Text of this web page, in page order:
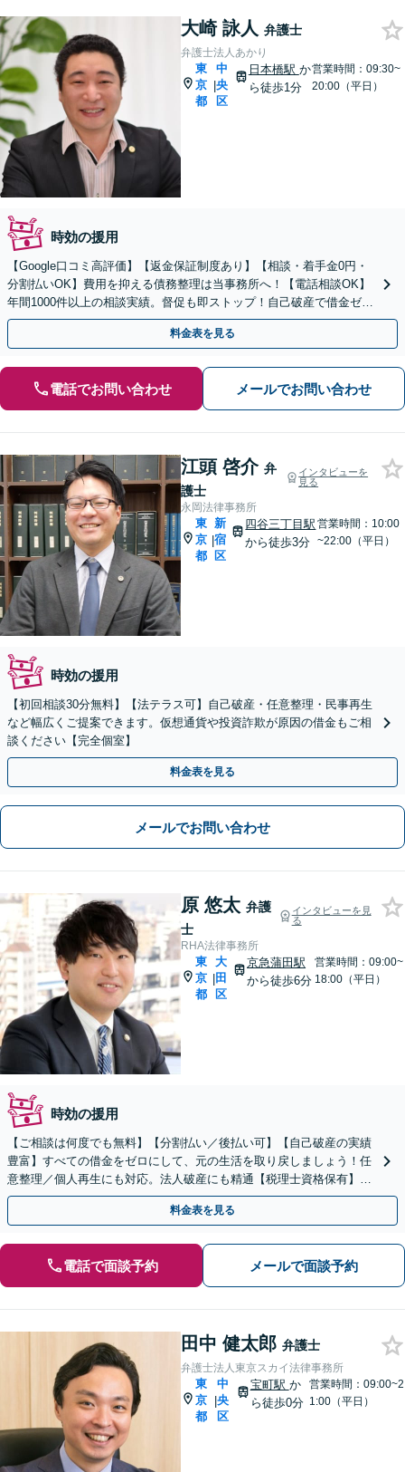
大崎 詠人 弁護士
弁護士法人あかり
東
京
都
|
中
央
区
日本橋駅 か
ら徒歩1分
営業時間：09:30~
20:00（平日）
時効の援用
【Google口コミ高評価】【返金保証制度あり】【相談・着手金0円・
分割払いOK】費用を抑える債務整理は当事務所へ！【電話相談OK】
年間1000件以上の相談実績。督促も即ストップ！自己破産で借金ゼロ
／個人再生なら家を残せる
料金表を見る
電話でお問い合わせ メールでお問い合わせ
江頭 啓介 弁
護士
インタビューを
見る
永岡法律事務所
東
京
都
|
新
宿
区
四谷三丁目駅
から徒歩3分
営業時間：10:00
~22:00（平日）
時効の援用
【初回相談30分無料】【法テラス可】自己破産・任意整理・民事再生
など幅広くご提案できます。仮想通貨や投資詐欺が原因の借金もご相
談ください【完全個室】
料金表を見る
メールでお問い合わせ
原 悠太 弁護
士
インタビューを見
る
RHA法律事務所
東
京
都
|
大
田
区
京急蒲田駅
から徒歩6分
営業時間：09:00~
18:00（平日）
時効の援用
【ご相談は何度でも無料】【分割払い／後払い可】【自己破産の実績
豊富】すべての借金をゼロにして、元の生活を取り戻しましょう！任
意整理／個人再生にも対応。法人破産にも精通【税理士資格保有】ご
状況にあった最適な手続きをご提案いたします。
料金表を見る
電話で面談予約 メールで面談予約
田中 健太郎 弁護士
弁護士法人東京スカイ法律事務所
東
京
都
|
中
央
区
宝町駅 か
ら徒歩0分
営業時間：09:00~2
1:00（平日）